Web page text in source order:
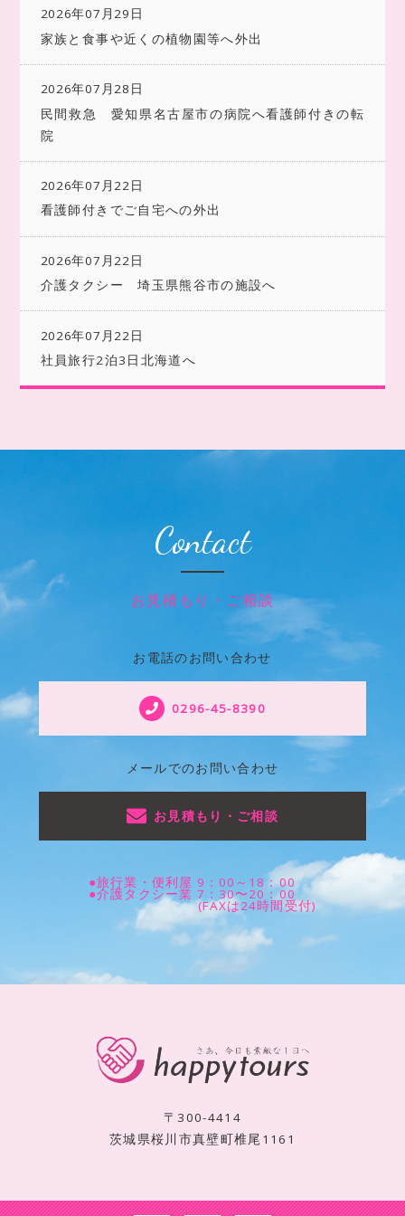
2026年07月29日
家族と食事や近くの植物園等へ外出
2026年07月28日
民間救急 愛知県名古屋市の病院へ看護師付きの転
院
2026年07月22日
看護師付きでご自宅への外出
2026年07月22日
介護タクシー 埼玉県熊谷市の施設へ
2026年07月22日
社員旅行2泊3日北海道へ
Contact
お見積もり・ご相談
お電話のお問い合わせ
0296-45-8390
メールでのお問い合わせ
お見積もり・ご相談
●旅行業・便利屋 9：00～18：00
●介護タクシー業 7：30〜20：00
(FAXは24時間受付)
〒300-4414
茨城県桜川市真壁町椎尾1161